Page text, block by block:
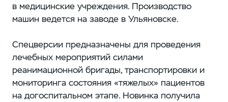
в медицинские учреждения. Производство
машин ведется на заводе в Ульяновске.
Спецверсии предназначены для проведения
лечебных мероприятий силами
реанимационной бригады, транспортировки и
мониторинга состояния «тяжелых» пациентов
на догоспитальном этапе. Новинка получила